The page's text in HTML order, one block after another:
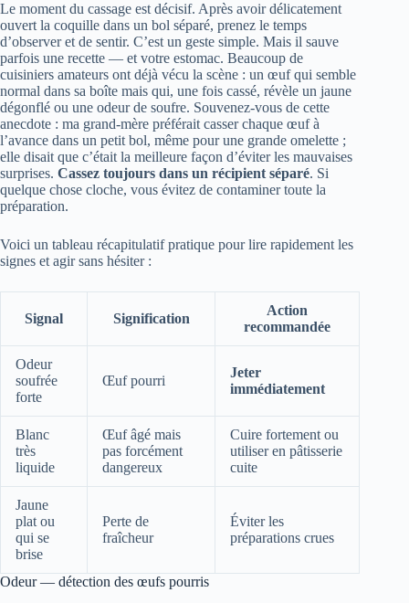
Le moment du cassage est décisif. Après avoir délicatement
ouvert la coquille dans un bol séparé, prenez le temps
d’observer et de sentir. C’est un geste simple. Mais il sauve
parfois une recette — et votre estomac. Beaucoup de
cuisiniers amateurs ont déjà vécu la scène : un œuf qui semble
normal dans sa boîte mais qui, une fois cassé, révèle un jaune
dégonflé ou une odeur de soufre. Souvenez‑vous de cette
anecdote : ma grand‑mère préférait casser chaque œuf à
l’avance dans un petit bol, même pour une grande omelette ;
elle disait que c’était la meilleure façon d’éviter les mauvaises
surprises. Cassez toujours dans un récipient séparé. Si
quelque chose cloche, vous évitez de contaminer toute la
préparation.
Voici un tableau récapitulatif pratique pour lire rapidement les
signes et agir sans hésiter :
Signal Signification
Action
recommandée
Odeur
soufrée
forte
Œuf pourri
Jeter
immédiatement
Blanc
très
liquide
Œuf âgé mais
pas forcément
dangereux
Cuire fortement ou
utiliser en pâtisserie
cuite
Jaune
plat ou
qui se
brise
Perte de
fraîcheur
Éviter les
préparations crues
Odeur — détection des œufs pourris